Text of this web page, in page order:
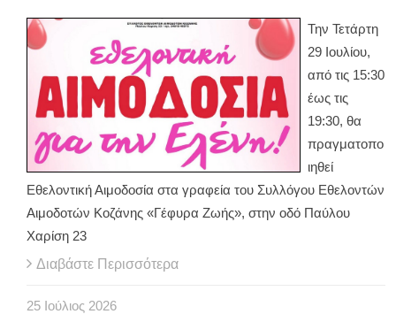
Την Τετάρτη
29 Ιουλίου,
από τις 15:30
έως τις
19:30, θα
πραγματοπο
ιηθεί
Εθελοντική Αιμοδοσία στα γραφεία του Συλλόγου Εθελοντών
Αιμοδοτών Κοζάνης «Γέφυρα Ζωής», στην οδό Παύλου
Χαρίση 23
Διαβάστε Περισσότερα
25 Ιούλιος 2026